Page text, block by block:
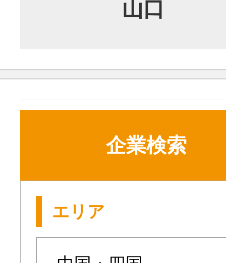
山口
企業検索
エリア